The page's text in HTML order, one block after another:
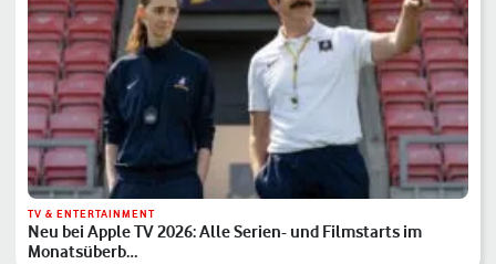
TV & ENTERTAINMENT
Neu bei Apple TV 2026: Alle Serien- und Filmstarts im
Monatsüberb…